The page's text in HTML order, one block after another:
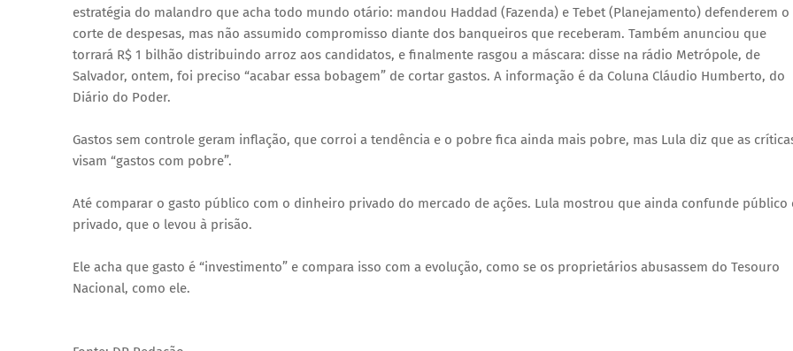
estratégia do malandro que acha todo mundo otário: mandou Haddad (Fazenda) e Tebet (Planejamento) defenderem o
corte de despesas, mas não assumido compromisso diante dos banqueiros que receberam. Também anunciou que
torrará R$ 1 bilhão distribuindo arroz aos candidatos, e finalmente rasgou a máscara: disse na rádio Metrópole, de
Salvador, ontem, foi preciso “acabar essa bobagem” de cortar gastos. A informação é da Coluna Cláudio Humberto, do
Diário do Poder.
Gastos sem controle geram inflação, que corroi a tendência e o pobre fica ainda mais pobre, mas Lula diz que as
visam “gastos com pobre”.
Até comparar o gasto público com o dinheiro privado do mercado de ações. Lula mostrou que ainda confunde público
privado, que o levou à prisão.
Ele acha que gasto é “investimento” e compara isso com a evolução, como se os proprietários abusassem do Tesouro
Nacional, como ele.